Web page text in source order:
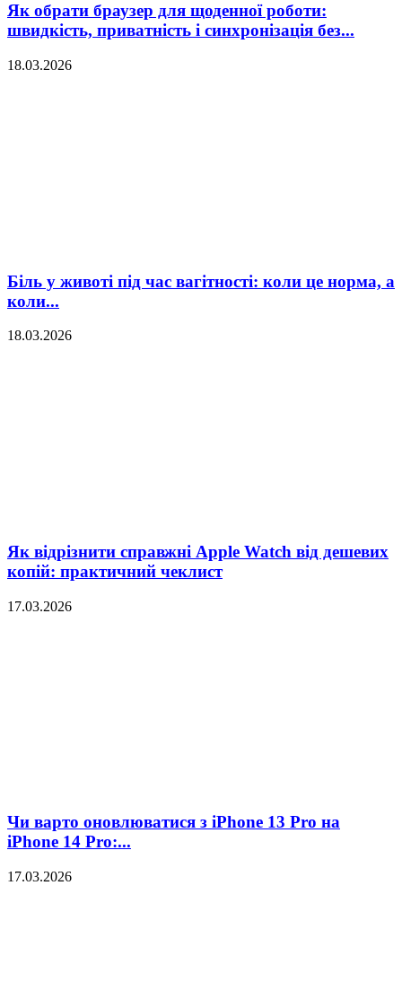
Як обрати браузер для щоденної роботи:
швидкість, приватність і синхронізація без...
18.03.2026
Біль у животі під час вагітності: коли це норма, а
коли...
18.03.2026
Як відрізнити справжні Apple Watch від дешевих
копій: практичний чеклист
17.03.2026
Чи варто оновлюватися з iPhone 13 Pro на
iPhone 14 Pro:...
17.03.2026